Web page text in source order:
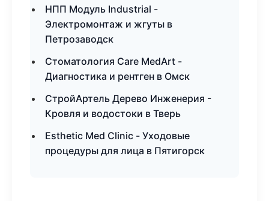
НПП Модуль Industrial -
Электромонтаж и жгуты в
Петрозаводск
Стоматология Care MedArt -
Диагностика и рентген в Омск
СтройАртель Дерево Инженерия -
Кровля и водостоки в Тверь
Esthetic Med Clinic - Уходовые
процедуры для лица в Пятигорск